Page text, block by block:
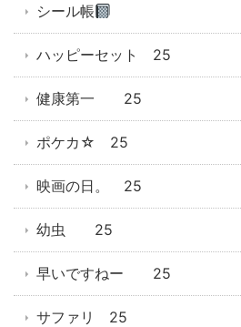
シール帳
ハッピーセット 25
健康第一 25
ポケカ☆ 25
映画の日。 25
幼虫 25
早いですねー 25
サファリ 25